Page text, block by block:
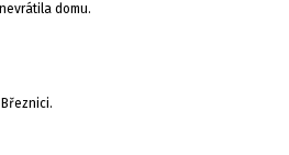
domu.